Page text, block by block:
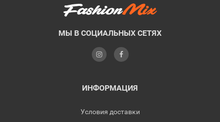
МЫ В СОЦИАЛЬНЫХ СЕТЯХ
ИНФОРМАЦИЯ
Условия доставки